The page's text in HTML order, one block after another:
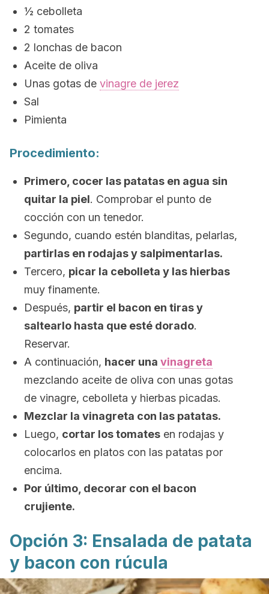
½ cebolleta
2 tomates
2 lonchas de bacon
Aceite de oliva
Unas gotas de vinagre de jerez
Sal
Pimienta
Procedimiento:
Primero, cocer las patatas en agua sin
quitar la piel. Comprobar el punto de
cocción con un tenedor.
Segundo, cuando estén blanditas, pelarlas,
partirlas en rodajas y salpimentarlas.
Tercero, picar la cebolleta y las hierbas
muy finamente.
Después, partir el bacon en tiras y
saltearlo hasta que esté dorado.
Reservar.
A continuación, hacer una vinagreta
mezclando aceite de oliva con unas gotas
de vinagre, cebolleta y hierbas picadas.
Mezclar la vinagreta con las patatas.
Luego, cortar los tomates en rodajas y
colocarlos en platos con las patatas por
encima.
Por último, decorar con el bacon
crujiente.
Opción 3: Ensalada de patata
y bacon con rúcula